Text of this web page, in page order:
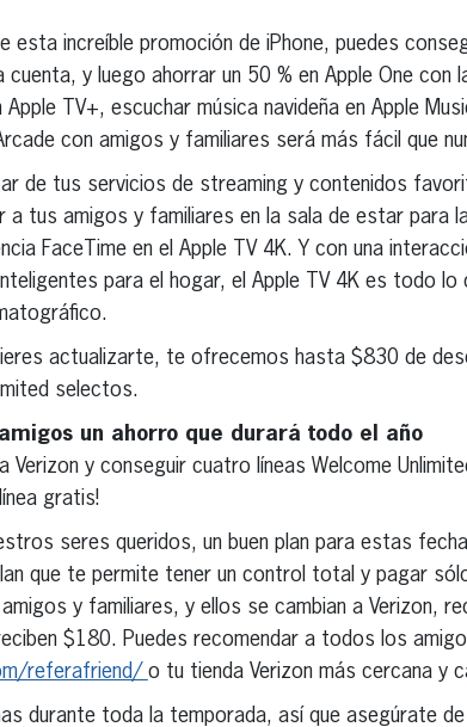
esta increíble promoción de iPhone, puedes
y luego ahorrar un 50 % en Apple One con
TV+, escuchar música navideña en Apple
con amigos y familiares será más fácil que
de tus servicios de streaming y contenidos
a tus amigos y familiares en la sala de estar para
FaceTime en el Apple TV 4K. Y con una
para el hogar, el Apple TV 4K es todo lo
actualizarte, te ofrecemos hasta $830 de
selectos.
un ahorro que durará todo el año
y conseguir cuatro líneas Welcome
gratis!
seres queridos, un buen plan para estas
que te permite tener un control total y pagar
y familiares, y ellos se cambian a Verizon,
$180. Puedes recomendar a todos los
referafriend/ o tu tienda Verizon más cercana y
durante toda la temporada, así que asegúrate